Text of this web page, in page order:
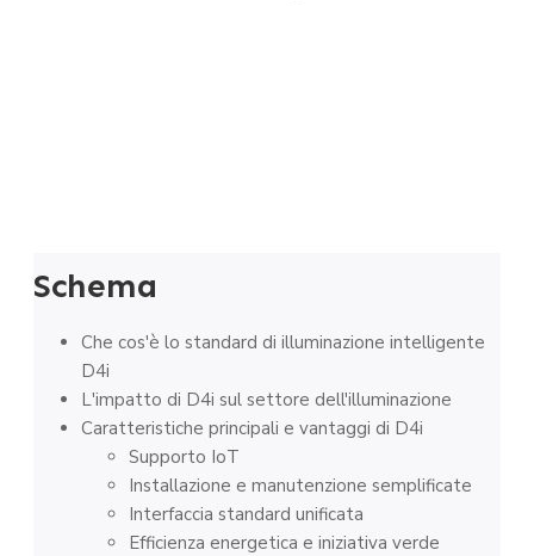
Schema
Che cos'è lo standard di illuminazione intelligente
D4i
L'impatto di D4i sul settore dell'illuminazione
Caratteristiche principali e vantaggi di D4i
Supporto IoT
Installazione e manutenzione semplificate
Interfaccia standard unificata
Efficienza energetica e iniziativa verde